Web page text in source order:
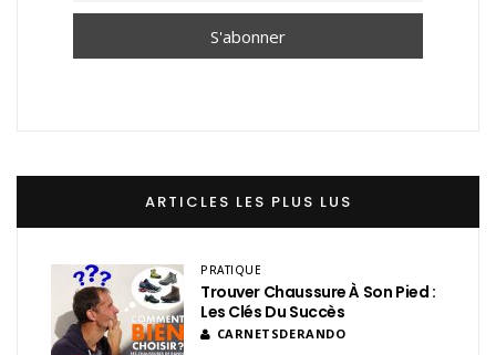
ARTICLES LES PLUS LUS
PRATIQUE
Trouver Chaussure À Son Pied :
Les Clés Du Succès
CARNETSDERANDO